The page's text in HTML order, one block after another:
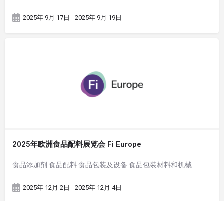
2025年 9月 17日 - 2025年 9月 19日
2025年欧洲食品配料展览会 Fi Europe
食品添加剂 食品配料 食品包装及设备 食品包装材料和机械
2025年 12月 2日 - 2025年 12月 4日